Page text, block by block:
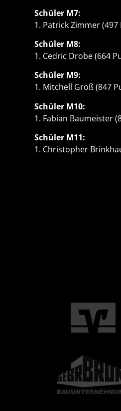
Schüler M7:
1. Patrick Zimmer
Schüler M8:
1. Cedric Drobe (664
Schüler M9:
1. Mitchell Groß (847
Schüler M10:
1. Fabian Baumeister
Schüler M11:
1. Christopher